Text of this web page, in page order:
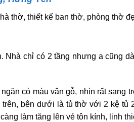
Nhà chỉ có 2 tầng nhưng a cũng
có màu vân gỗ, nhìn rất sang
bên dưới là tủ thờ với 2 kệ tủ
làm tăng lên vẻ tôn kính, linh